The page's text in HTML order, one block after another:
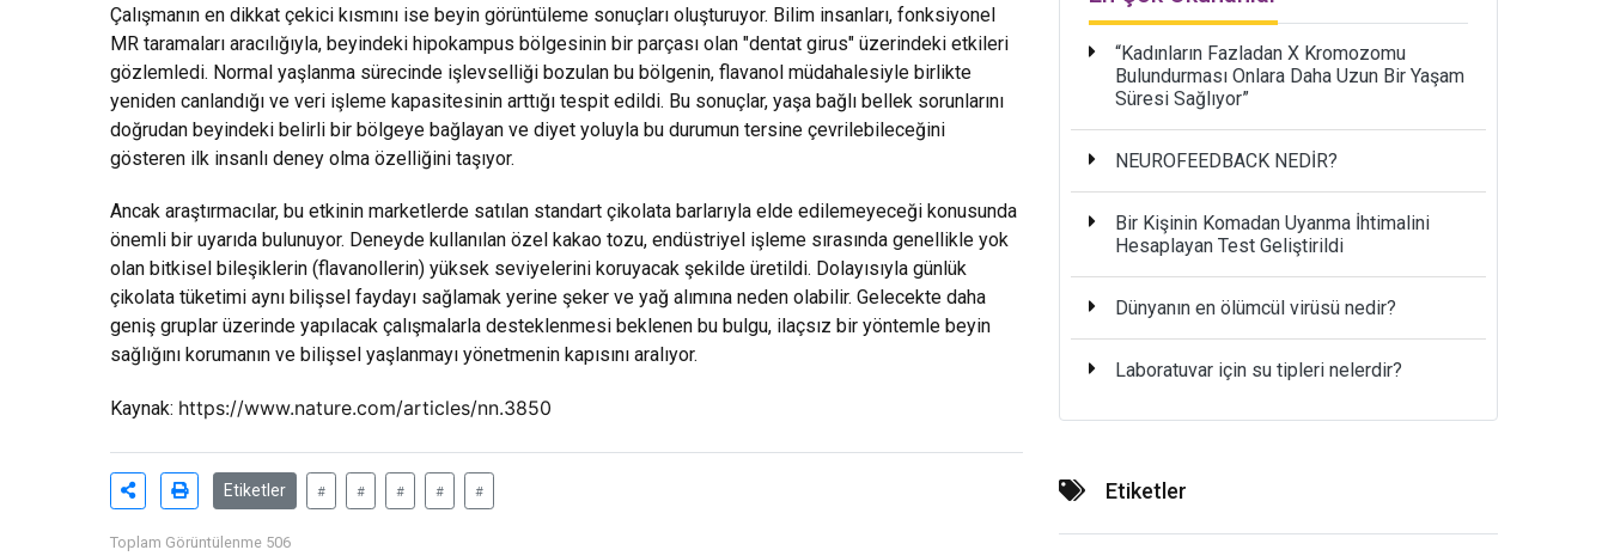
Çalışmanın en dikkat çekici kısmını ise beyin görüntüleme sonuçları oluşturuyor. Bilim insanları, fonksiyonel
MR taramaları aracılığıyla, beyindeki hipokampus bölgesinin bir parçası olan "dentat girus" üzerindeki etkileri
gözlemledi. Normal yaşlanma sürecinde işlevselliği bozulan bu bölgenin, flavanol müdahalesiyle birlikte
yeniden canlandığı ve veri işleme kapasitesinin arttığı tespit edildi. Bu sonuçlar, yaşa bağlı bellek sorunlarını
doğrudan beyindeki belirli bir bölgeye bağlayan ve diyet yoluyla bu durumun tersine çevrilebileceğini
gösteren ilk insanlı deney olma özelliğini taşıyor.
Ancak araştırmacılar, bu etkinin marketlerde satılan standart çikolata barlarıyla elde edilemeyeceği konusunda
önemli bir uyarıda bulunuyor. Deneyde kullanılan özel kakao tozu, endüstriyel işleme sırasında genellikle yok
olan bitkisel bileşiklerin (flavanollerin) yüksek seviyelerini koruyacak şekilde üretildi. Dolayısıyla günlük
çikolata tüketimi aynı bilişsel faydayı sağlamak yerine şeker ve yağ alımına neden olabilir. Gelecekte daha
geniş gruplar üzerinde yapılacak çalışmalarla desteklenmesi beklenen bu bulgu, ilaçsız bir yöntemle beyin
sağlığını korumanın ve bilişsel yaşlanmayı yönetmenin kapısını aralıyor.
Kaynak: https://www.nature.com/articles/nn.3850
Etiketler # # # # #
Toplam Görüntülenme 506
“Kadınların Fazladan X Kromozomu
Bulundurması Onlara Daha Uzun Bir Yaşam
Süresi Sağlıyor”
NEUROFEEDBACK NEDİR?
Bir Kişinin Komadan Uyanma İhtimalini
Hesaplayan Test Geliştirildi
Dünyanın en ölümcül virüsü nedir?
Laboratuvar için su tipleri nelerdir?
Etiketler